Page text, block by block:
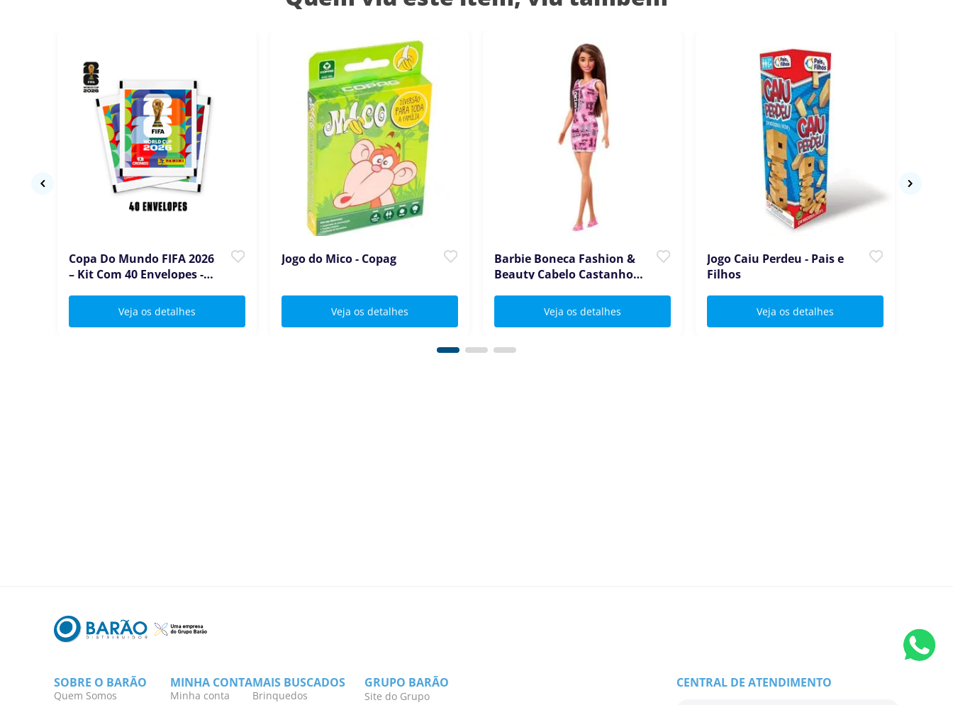
Copa Do Mundo FIFA 2026
– Kit Com 40 Envelopes -
Veja os detalhes
Jogo do Mico - Copag
Veja os detalhes
Barbie Boneca Fashion &
Beauty Cabelo Castanho -
Veja os detalhes
Jogo Caiu Perdeu - Pais e
Filhos
Veja os detalhes
SOBRE O BARÃO
Quem Somos
MINHA CONTA
Minha conta
MAIS BUSCADOS
Brinquedos
GRUPO BARÃO
Site do Grupo
CENTRAL DE ATENDIMENTO